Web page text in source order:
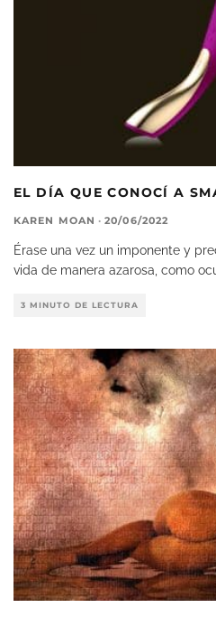
EL DÍA QUE CONOCÍ A
KAREN MOAN · 20/06/2022
Érase una vez un imponente y
vida de manera azarosa, como
3 MINUTO DE LECTURA